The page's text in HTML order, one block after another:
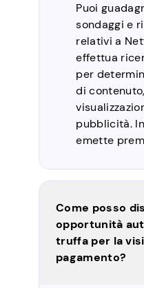
Puoi
sondaggi e
relativi a
effettua
per
di
pubblicità.
emette
Come posso
opportunità
truffa per la
pagamento?